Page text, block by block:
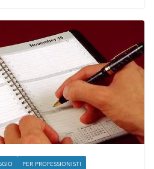
PER PROFESSIONISTI